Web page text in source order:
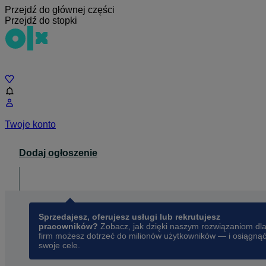
Przejdź do głównej części
Przejdź do stopki
Twoje konto
Dodaj ogłoszenie
Sprzedajesz, oferujesz usługi lub rekrutujesz
pracowników? Zobacz, jak dzięki naszym rozwiązaniom dla
firm możesz dotrzeć do milionów użytkowników — i osiągnąć
swoje cele.